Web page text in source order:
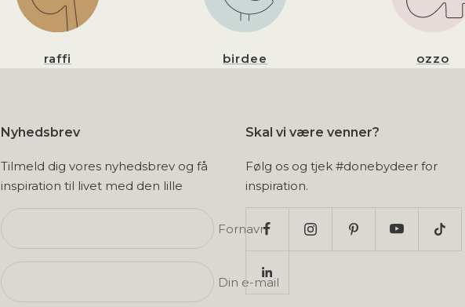
raffi birdee ozzo
Nyhedsbrev
Tilmeld dig vores nyhedsbrev og få
inspiration til livet med den lille
Fornavn
Din e-mail
Skal vi være venner?
Følg os og tjek #donebydeer for
inspiration.